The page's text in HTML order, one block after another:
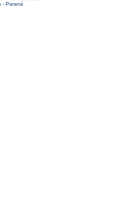
- Paraná